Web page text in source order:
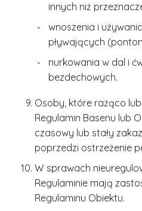
innych niż
wnoszenia i
pływających
nurkowania w dal i
bezdechowych.
Osoby, które rażąco
Regulamin Basenu lub
czasowy lub stały
poprzedzi ostrzeżenie
W sprawach
Regulaminie mają
Regulaminu Obiektu.